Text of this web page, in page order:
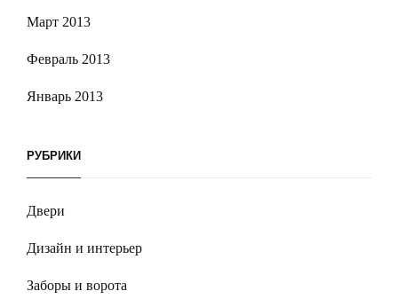
Март 2013
Февраль 2013
Январь 2013
РУБРИКИ
Двери
Дизайн и интерьер
Заборы и ворота